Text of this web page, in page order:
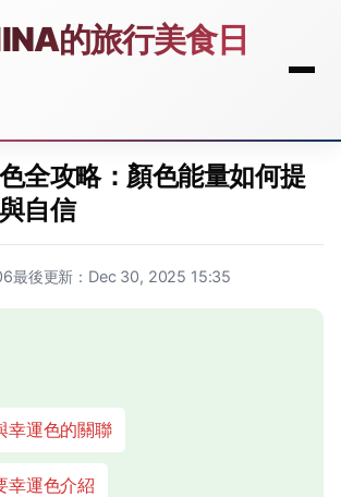
的旅行美食日
全攻略：顏色能量如何提
自信
最後更新：Dec 30, 2025 15:35
幸運色的關聯
幸運色介紹